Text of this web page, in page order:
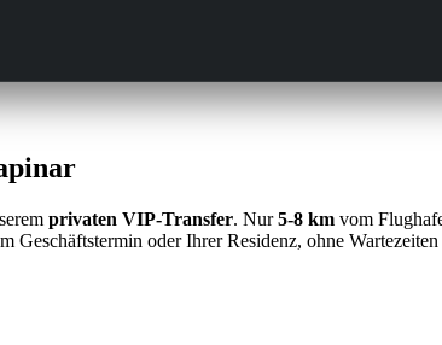
privaten VIP-Transfer. Nur5-8 km vom
Geschäftstermin oder Ihrer Residenz, ohne